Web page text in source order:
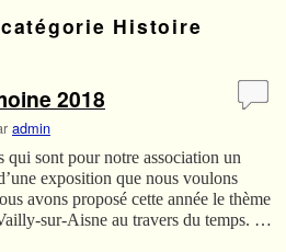
Histoire
2018
admin
qui sont pour notre association un
exposition que nous voulons
avons proposé cette année le thème
sur-Aisne au travers du temps. …